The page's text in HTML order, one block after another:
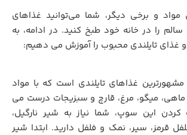
مواد و برخی دیگر، شما می‌توانید غذاهای
را در خانه خود طبخ کنید. در ادامه، به
غذای تایلندی محبوب را آموزش می ‌دهیم:
غذاهای تایلندی است که با مواد
ماهی، میگو، مرغ، قارچ و سبزیجات درست می‌
این سوپ، شما نیاز به شیر نارگیل،
قرمز، سیر، نمک و فلفل دارید. ابتدا شیر